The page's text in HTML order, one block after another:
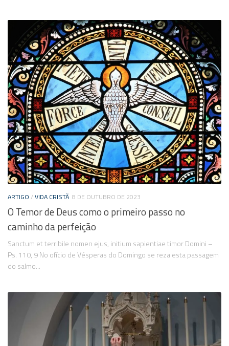
ARTIGO /VIDA CRISTÃ 8 DE OUTUBRO DE 2023
O Temor de Deus como o primeiro passo no
caminho da perfeição
Sanctum et terribile nomen ejus, initium sapientiae timor Domini –
Ps. 110, 9 No ofício de Vésperas do Domingo se reza esta passagem
do salmo...